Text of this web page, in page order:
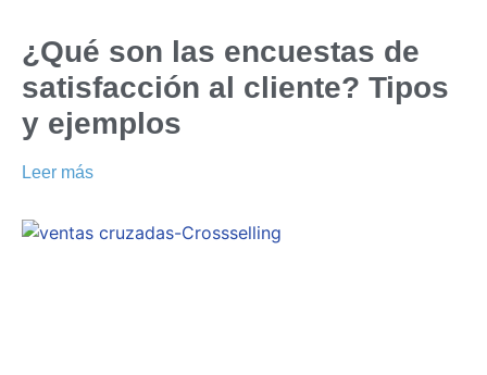
¿Qué son las encuestas de
satisfacción al cliente? Tipos
y ejemplos
Leer más